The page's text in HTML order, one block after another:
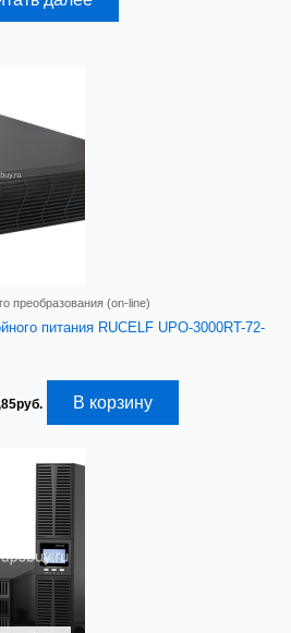
преобразования (on-line)
питания RUCELF UPO-3000RT-72-
руб. ТекущаяВ корзину